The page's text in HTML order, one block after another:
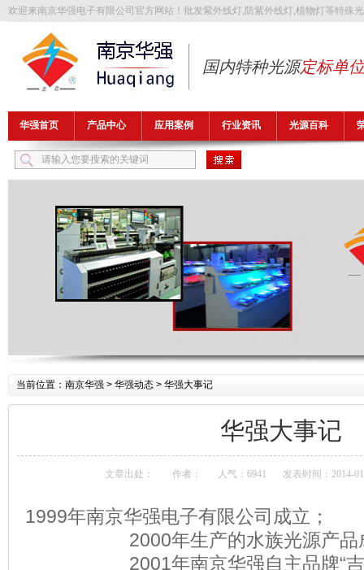
欢迎来南京华强电子有限公司官方网站！批发紫外线灯, 防紫外线灯,植物灯等特殊
国内特种光源定标单位
华强首页 产品中心 应用案例 行业资讯 光源百科
FLB1149T5UV32A-H1，H-FLB1700T5UV32A-H2
当前位置： 南京华强 > 华强动态 > 华强大事记
华强大事记
文章出处： 作者： 人气：6941 发表时间：2014-
1999年南京华强电子有限公司成立；
2000年生产的水族光源产品成
2001年南京华强自主品牌“吉日